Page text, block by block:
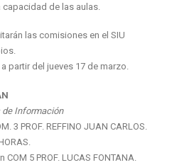
de las aulas.
las comisiones en el SIU
partir del jueves 17 de marzo.
de Información
3 PROF. REFFINO JUAN CARLOS.
5 PROF. LUCAS FONTANA.